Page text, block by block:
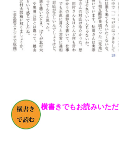
横書きでもお読みいた